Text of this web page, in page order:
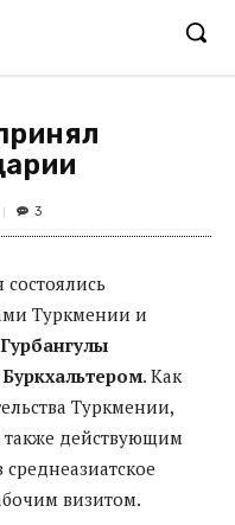
3
Туркмении и
Гурбангулы
. Как
Туркмении,
действующим
визитом.